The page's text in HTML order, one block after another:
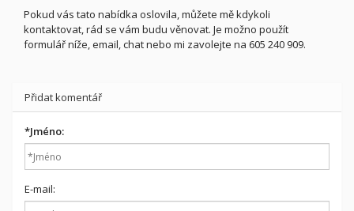
Pokud vás tato nabídka oslovila, můžete mě kdykoli
kontaktovat, rád se vám budu věnovat. Je možno použít
formulář níže, email, chat nebo mi zavolejte na 605 240 909.
Přidat komentář
*Jméno:
E-mail: